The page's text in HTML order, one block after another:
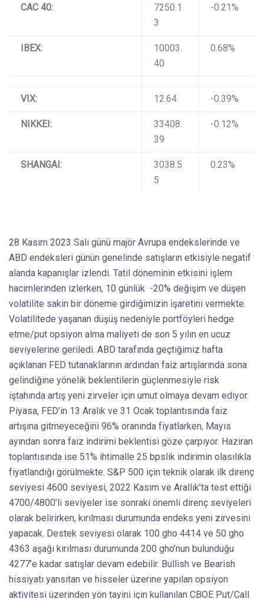
CAC 40:
7250.1
3
-0.21%
IBEX:
10003.
40
0.68%
VIX: 12.64 -0.39%
NIKKEI:
33408.
39
-0.12%
SHANGAI:
3038.5
5
0.23%
28 Kasım 2023 Salı günü majör Avrupa endekslerinde ve
ABD endeksleri günün genelinde satışların etkisiyle negatif
alanda kapanışlar izlendi. Tatil döneminin etkisini işlem
hacimlerinden izlerken, 10 günlük -20% değişim ve düşen
volatilite sakin bir döneme girdiğimizin işaretini vermekte.
Volatilitede yaşanan düşüş nedeniyle portföyleri hedge
etme/put opsiyon alma maliyeti de son 5 yılın en ucuz
seviyelerine geriledi. ABD tarafında geçtiğimiz hafta
açıklanan FED tutanaklarının ardından faiz artışlarında sona
gelindiğine yönelik beklentilerin güçlenmesiyle risk
iştahında artış yeni zirveler için umut olmaya devam ediyor.
Piyasa, FED’in 13 Aralık ve 31 Ocak toplantısında faiz
artışına gitmeyeceğini 96% oranında fiyatlarken, Mayıs
ayından sonra faiz indirimi beklentisi göze çarpıyor. Haziran
toplantısında ise 51% ihtimalle 25 bpslik indirimin olasılıkla
fiyatlandığı görülmekte. S&P 500 için teknik olarak ilk direnç
seviyesi 4600 seviyesi, 2022 Kasım ve Arallık’ta test ettiği
4700/4800’li seviyeler ise sonraki önemli direnç seviyeleri
olarak belirirken, kırılması durumunda endeks yeni zirvesini
yapacak. Destek seviyesi olarak 100 gho 4414 ve 50 gho
4363 aşağı kırılması durumunda 200 gho’nun bulunduğu
4277’e kadar satışlar devam edebilir. Bullish ve Bearish
hissiyatı yansıtan ve hisseler üzerine yapılan opsiyon
aktivitesi üzerinden yön tayini için kullanılan CBOE Put/Call